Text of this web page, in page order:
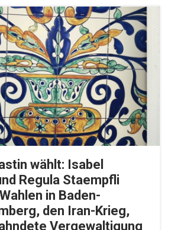
wählt: Isabel
Regula Staempfli
in Baden-
den Iran-Krieg,
Vergewaltigung